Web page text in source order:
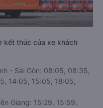
kết thúc của xe khách
- Sài Gòn: 08:05, 08:35,
14:05, 15:05, 18:05,
Giang: 15:29, 15:59,